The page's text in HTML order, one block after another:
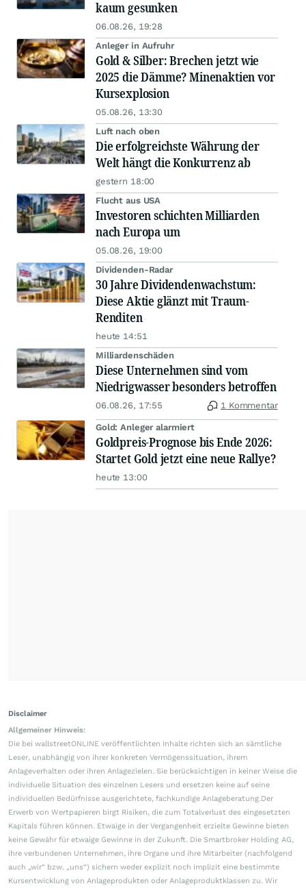
kaum gesunken
06.08.26, 19:28
Anleger in Aufruhr
Gold & Silber: Brechen jetzt wie
2025 die Dämme? Minenaktien vor
Kursexplosion
05.08.26, 13:30
Luft nach oben
Die erfolgreichste Währung der
Welt hängt die Konkurrenz ab
gestern 18:00
Flucht aus USA
Investoren schichten Milliarden
nach Europa um
05.08.26, 19:00
Dividenden-Radar
30 Jahre Dividendenwachstum:
Diese Aktie glänzt mit Traum-
Renditen
heute 14:51
Milliardenschäden
Diese Unternehmen sind vom
Niedrigwasser besonders betroffen
06.08.26, 17:55 1 Kommentar
Gold: Anleger alarmiert
Goldpreis-Prognose bis Ende 2026:
Startet Gold jetzt eine neue Rallye?
heute 13:00
Disclaimer
Allgemeiner Hinweis:
Die bei wallstreetONLINE veröffentlichten Inhalte richten sich an sämtliche
Leser, unabhängig von ihrer konkreten Vermögenssituation, ihrem
Anlageverhalten oder ihren Anlagezielen. Sie berücksichtigen in keiner Weise die
individuelle Situation des einzelnen Lesers und ersetzen keine auf seine
individuellen Bedürfnisse ausgerichtete, fachkundige Anlageberatung.Der
Erwerb von Wertpapieren birgt Risiken, die zum Totalverlust des eingesetzten
Kapitals führen können. Etwaige in der Vergangenheit erzielte Gewinne bieten
keine Gewähr für etwaige Gewinne in der Zukunft. Die Smartbroker Holding AG,
ihre verbundenen Unternehmen, ihre Organe und ihre Mitarbeiter (nachfolgend
auch „wir“ bzw. „uns“) sichern weder explizit noch implizit eine bestimmte
Kursentwicklung von Anlageprodukten oder Anlageproduktklassen zu. Wir